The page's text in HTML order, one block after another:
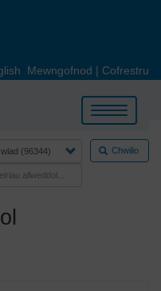
Mewngofnod | Cofrestru
Toggle
navigation
Chwilio